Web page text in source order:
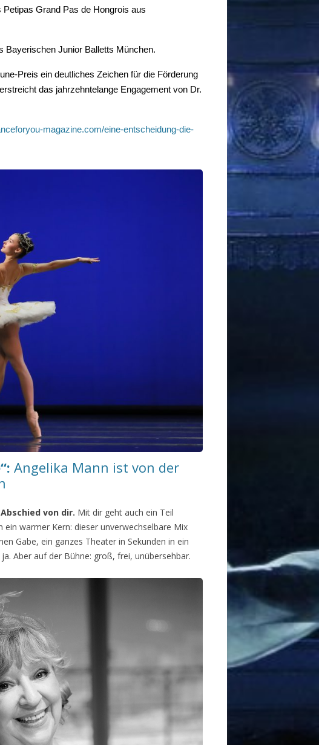
Grand Pas de Hongrois aus
Bayerischen Junior Balletts München.
Preis ein deutliches Zeichen für die Förderung
das jahrzehntelange Engagement von Dr.
magazine.com/eine-entscheidung-die-
Angelika Mann ist von der
von dir. Mit dir geht auch ein Teil
warmer Kern: dieser unverwechselbare Mix
Gabe, ein ganzes Theater in Sekunden in ein
Aber auf der Bühne: groß, frei, unübersehbar.